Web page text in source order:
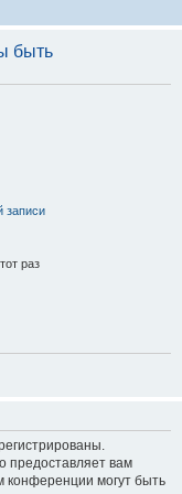
быть
записи
раз
предоставляет вам
конференции могут быть